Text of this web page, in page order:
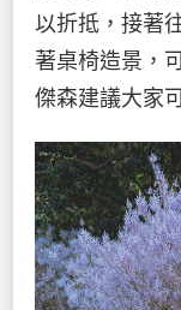
以折抵，接著
著桌椅造景，
傑森建議大家